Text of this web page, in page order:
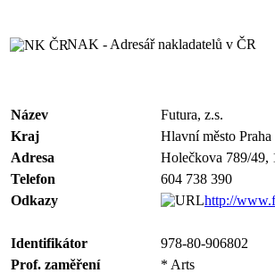
NAK - Adresář nakladatelů v ČR
Název
Futura, z.s.
Kraj
Hlavní město Praha
Adresa
Holečkova 789/49,
Telefon
604 738 390
Odkazy
http://
Identifikátor
978-80-906802
Prof. zaměření
* Arts